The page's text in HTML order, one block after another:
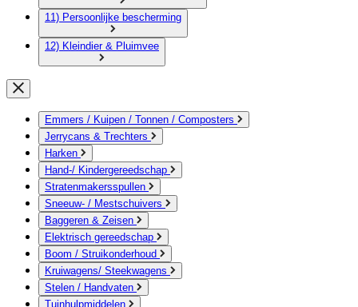
11) Persoonlijke bescherming
12) Kleindier & Pluimvee
Emmers / Kuipen / Tonnen / Composters
Jerrycans & Trechters
Harken
Hand-/ Kindergereedschap
Stratenmakersspullen
Sneeuw- / Mestschuivers
Baggeren & Zeisen
Elektrisch gereedschap
Boom / Struikonderhoud
Kruiwagens/ Steekwagens
Stelen / Handvaten
Tuinhulpmiddelen